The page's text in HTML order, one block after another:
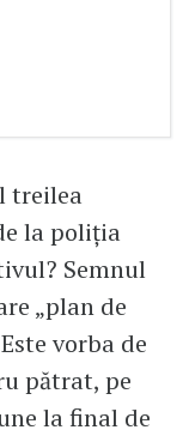
treilea
la poliția
Semnul
„plan de
vorba de
pătrat, pe
la final de